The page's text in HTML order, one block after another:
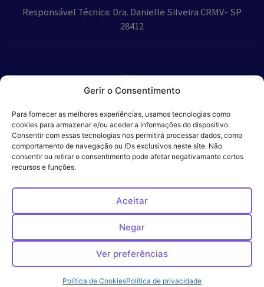
Gerir o Consentimento
Para fornecer as melhores experiências, usamos tecnologias como
cookies para armazenar e/ou aceder a informações do dispositivo.
Consentir com essas tecnologias nos permitirá processar dados, como
comportamento de navegação ou IDs exclusivos neste site. Não
consentir ou retirar o consentimento pode afetar negativamante certos
recursos e funções.
Aceitar
Negar
Ver preferências
Política de CookiesPolítica de privacidade
Responsável Técnica: Dra. Danielle Silveira CRMV- SP
28412
Parceiros:
Veros – Hospital
Ética